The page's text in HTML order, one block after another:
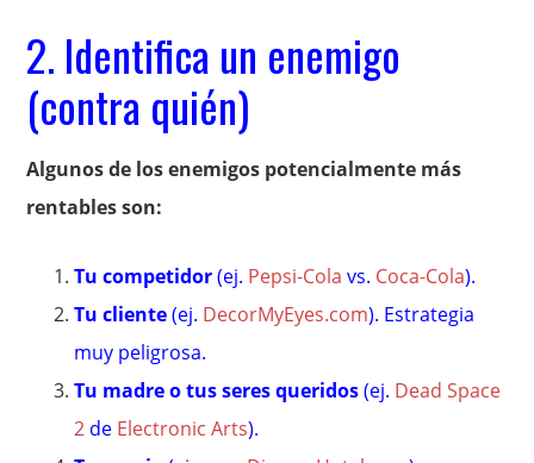
2. Identifica un enemigo
(contra quién)
Algunos de los enemigos potencialmente más
rentables son:
Tu competidor(ej. Pepsi-Cola vs. Coca-Cola).
Tu cliente(ej. DecorMyEyes.com). Estrategia
muy peligrosa.
Tu madre o tus seres queridos(ej. Dead Space
2 de Electronic Arts).